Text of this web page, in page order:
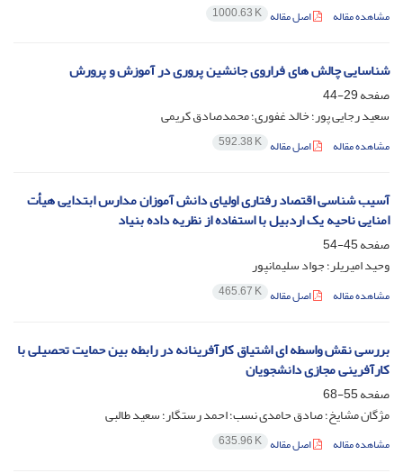
مشاهده مقاله اصل مقاله 1000.63 K
شناسایی چالش های فراروی جانشین پروری در آموزش و پرورش
صفحه29-44
سعید رجایی پور؛ خالد غفوری؛ محمدصادق کریمی
مشاهده مقاله اصل مقاله 592.38 K
آسیب شناسی اقتصاد رفتاری اولیای دانش آموزان مدارس ابتدایی هیأت
امنایی ناحیه یک اردبیل با استفاده از نظریه داده بنیاد
صفحه45-54
وحید امیریلر؛ جواد سلیمانپور
مشاهده مقاله اصل مقاله 465.67 K
بررسی نقش واسطه ای اشتیاق کارآفرینانه در رابطه بین حمایت تحصیلی با
کارآفرینی مجازی دانشجویان
صفحه55-68
مژگان مشایخ؛ صادق حامدی نسب؛ احمد رستگار؛ سعید طالبی
مشاهده مقاله اصل مقاله 635.96 K